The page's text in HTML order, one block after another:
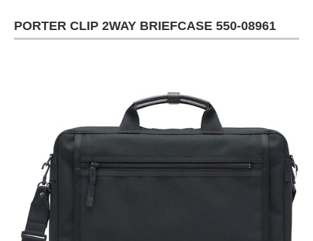
PORTER CLIP 2WAY BRIEFCASE 550-08961